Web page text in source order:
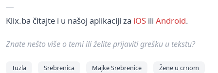
Klix.ba čitajte i u našoj aplikaciji za iOS ili Android.
Znate nešto više o temi ili želite prijaviti grešku u tekstu?
Tuzla Srebrenica Majke Srebrenice Žene u crnom